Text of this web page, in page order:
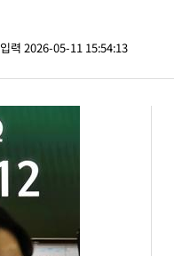
입력 2026-05-11 15:54:13